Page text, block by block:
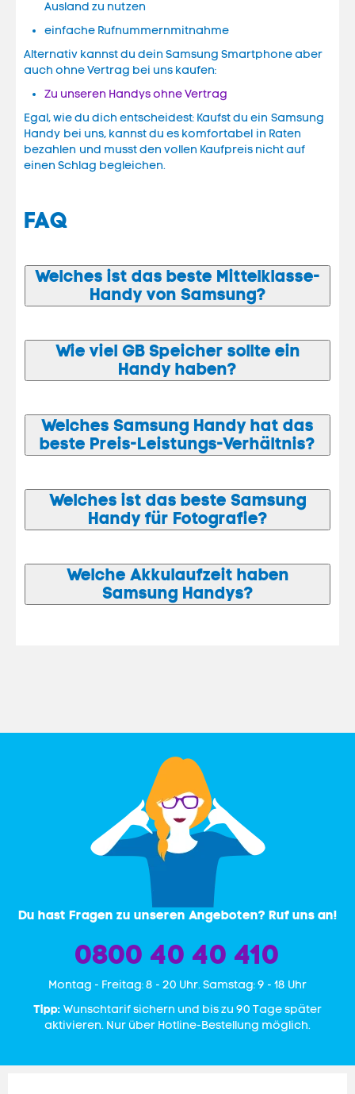
Ausland zu nutzen
einfache Rufnummernmitnahme
Alternativ kannst du dein Samsung Smartphone aber
auch ohne Vertrag bei uns kaufen:
Zu unseren Handys ohne Vertrag
Egal, wie du dich entscheidest: Kaufst du ein Samsung
Handy bei uns, kannst du es komfortabel in Raten
bezahlen und musst den vollen Kaufpreis nicht auf
einen Schlag begleichen.
FAQ
Welches ist das beste Mittelklasse-
Handy von Samsung?
Wie viel GB Speicher sollte ein
Handy haben?
Welches Samsung Handy hat das
beste Preis-Leistungs-Verhältnis?
Welches ist das beste Samsung
Handy für Fotografie?
Welche Akkulaufzeit haben
Samsung Handys?
Du hast Fragen zu unseren Angeboten? Ruf uns an!
0800 40 40 410
Mon­tag - Freitag: 8 - 20 Uhr. Samstag: 9 - 18 Uhr
Tipp: Wunschtarif sichern und bis zu 90 Tage später
aktivieren. Nur über Hotline-Bestellung möglich.